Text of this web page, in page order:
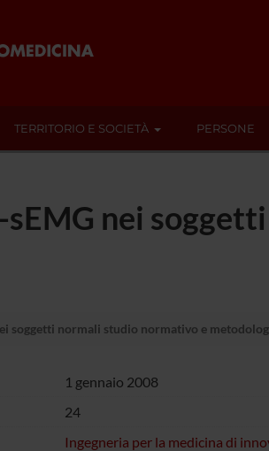
TERRITORIO E SOCIETÀ PERSONE
nei
soggetti normali studio normativo e
1 gennaio 2008
24
Ingegneria per la medicina di